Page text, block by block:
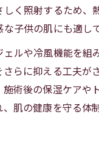
トラブルを防ぐた
毛前後の正しいスキ
クを減らすキッズ
てわかる脱毛方式
キッズ脱毛サロン
毛で選べる脱毛方
しく照射するため、
子供の肌にも適し
ルや冷風機能を組
らに抑える工夫が
施術後の保湿ケアや
、肌の健康を守る体